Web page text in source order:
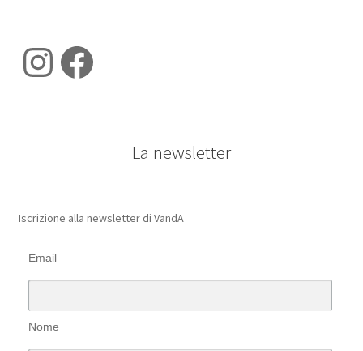
Instagram
Facebook
La newsletter
Iscrizione alla newsletter di VandA
Email
Nome